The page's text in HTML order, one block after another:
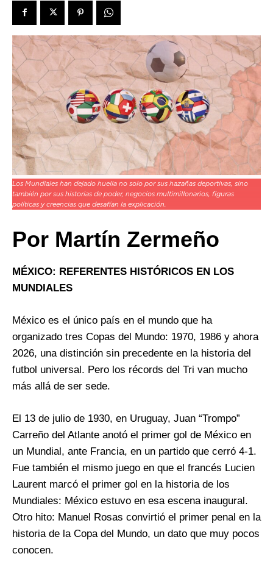
Los Mundiales han dejado huella no solo por sus hazañas deportivas, sino
también por sus historias de poder, negocios multimillonarios, figuras
políticas y creencias que desafían la explicación.
Por Martín Zermeño
MÉXICO: REFERENTES HISTÓRICOS EN LOS
MUNDIALES
México es el único país en el mundo que ha
organizado tres Copas del Mundo: 1970, 1986 y ahora
2026, una distinción sin precedente en la historia del
futbol universal. Pero los récords del Tri van mucho
más allá de ser sede.
El 13 de julio de 1930, en Uruguay, Juan “Trompo”
Carreño del Atlante anotó el primer gol de México en
un Mundial, ante Francia, en un partido que cerró 4-1.
Fue también el mismo juego en que el francés Lucien
Laurent marcó el primer gol en la historia de los
Mundiales: México estuvo en esa escena inaugural.
Otro hito: Manuel Rosas convirtió el primer penal en la
historia de la Copa del Mundo, un dato que muy pocos
conocen.